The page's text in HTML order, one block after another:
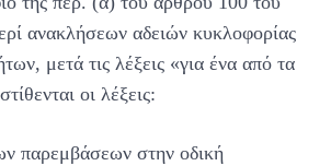
ανακλήσεων αδειών κυκλοφορίας
μετά τις λέξεις «για ένα από τα
οι λέξεις:
παρεμβάσεων στην οδική